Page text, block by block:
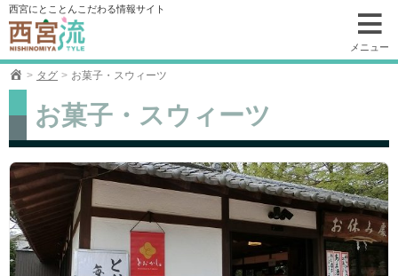
コ
ン
テ
ン
ツ
動
西宮にとことんこだわる情報サイト
メニュー
タグ お菓子・スウィーツ
お菓子・スウィーツ